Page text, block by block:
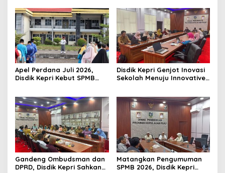
Hidupkan Syiar Islam
Apel Perdana Juli 2026,
Disdik Kepri Kebut SPMB
Disdik Kepri Genjot Inovasi
Sekolah Menuju Innovative
Gandeng Ombudsman dan
DPRD, Disdik Kepri Sahkan
Matangkan Pengumuman
SPMB 2026, Disdik Kepri